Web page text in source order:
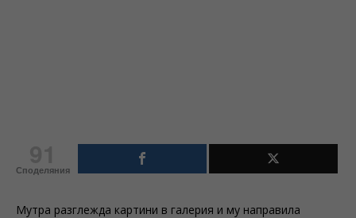
Споделяния
Мутра разглежда картини в галерия и му направила